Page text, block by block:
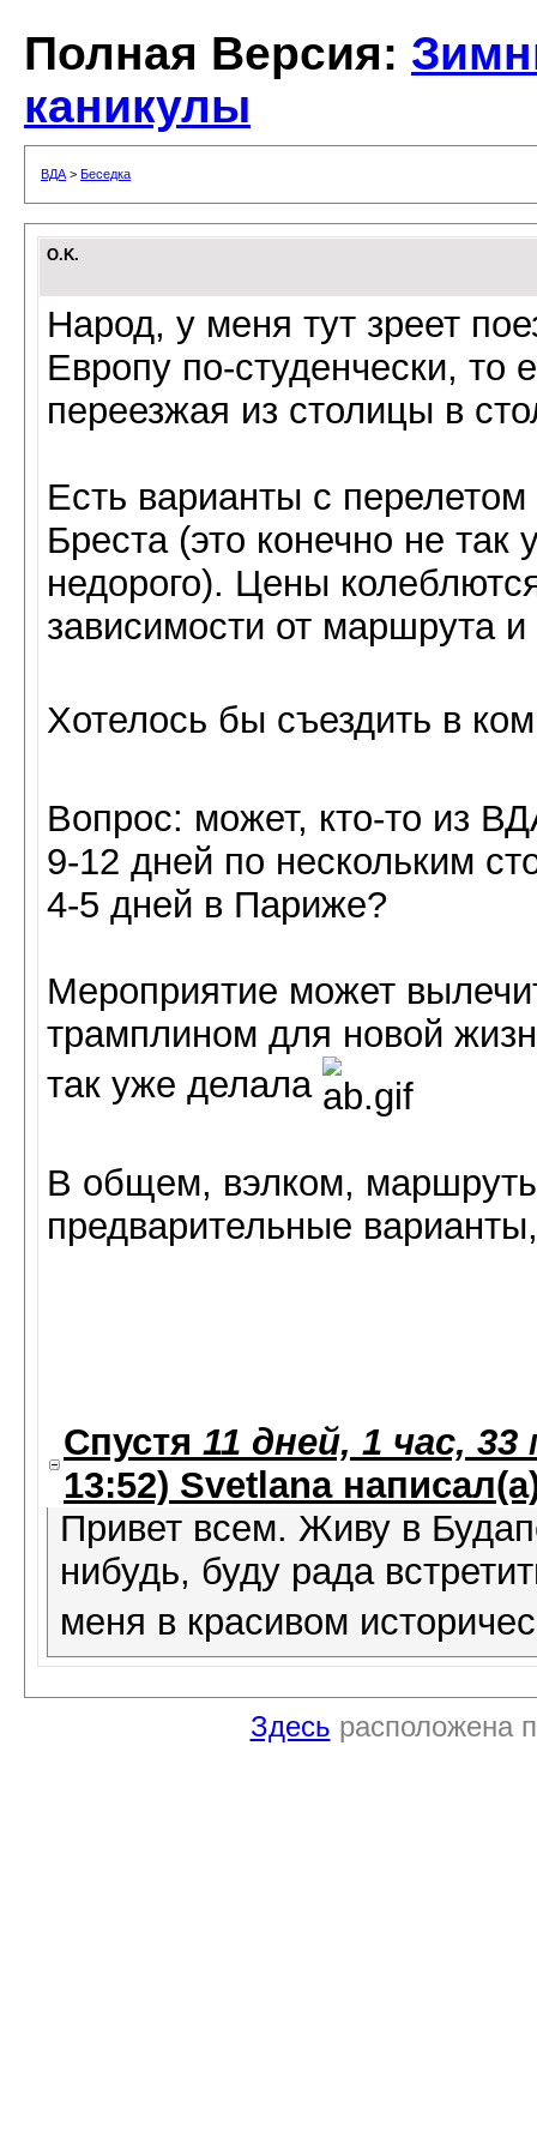
Полная Версия:
каникулы
ВДА > Беседка
O.K.
Народ, у меня тут зреет
Европу по-студенчески,
переезжая из столицы в
Есть варианты с
Бреста (это конечно не так
недорого). Цены
зависимости от маршрута
Хотелось бы съездить в
Вопрос: может, кто-то из
9-12 дней по нескольким
4-5 дней в Париже?
Мероприятие может
трамплином для новой
так уже делала
В общем, вэлком,
предварительные
Спустя 11 дней, 1 час,
13:52) Svetlana
Привет всем. Живу в
нибудь, буду рада
меня в красивом
Здесь расположена